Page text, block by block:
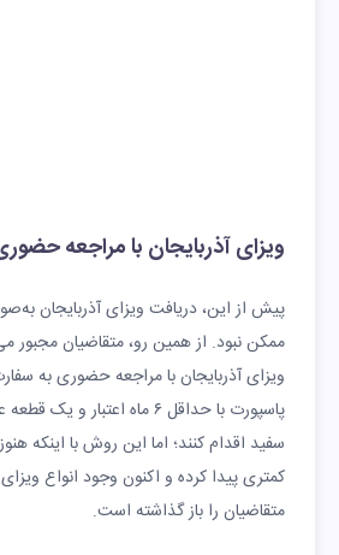
ویزای آذربایجان با مراجعه
پیش از این، دریافت ویزای آذربایجان
ممکن نبود. از همین رو، متقاضیان مجبور
ویزای آذربایجان با مراجعه حضوری به
پاسپورت با حداقل ۶ ماه اعتبار
سفید اقدام کنند؛ اما این روش با اینکه
کمتری پیدا کرده و اکنون وجود انواع
متقاضیان را باز گذاشته است.